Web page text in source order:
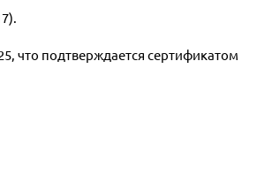
что подтверждается сертификатом